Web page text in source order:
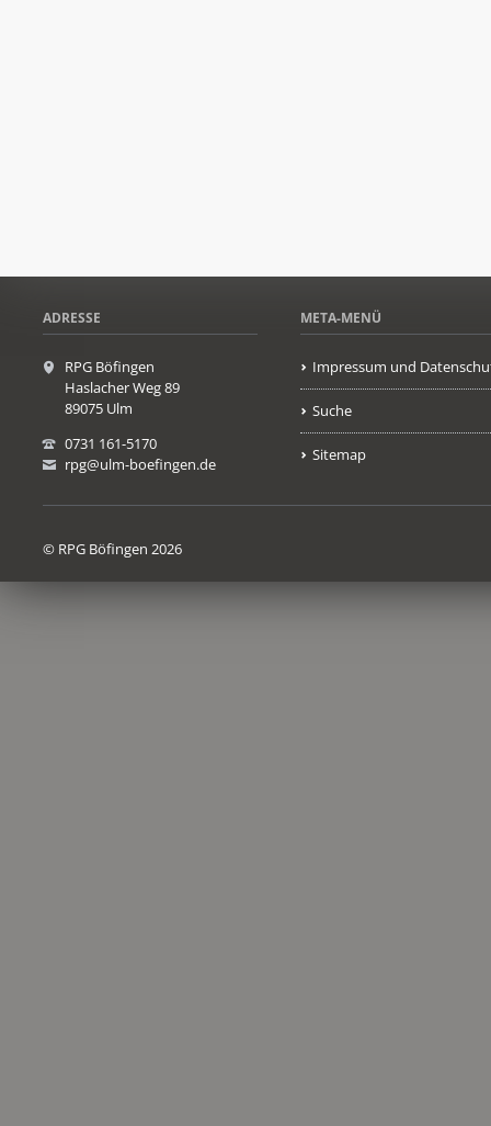
ADRESSE
RPG Böfingen
Haslacher Weg 89
89075 Ulm
0731 161-5170
rpg@ulm-boefingen.de
META-MENÜ
Impressum und
Suche
Sitemap
© RPG Böfingen 2026